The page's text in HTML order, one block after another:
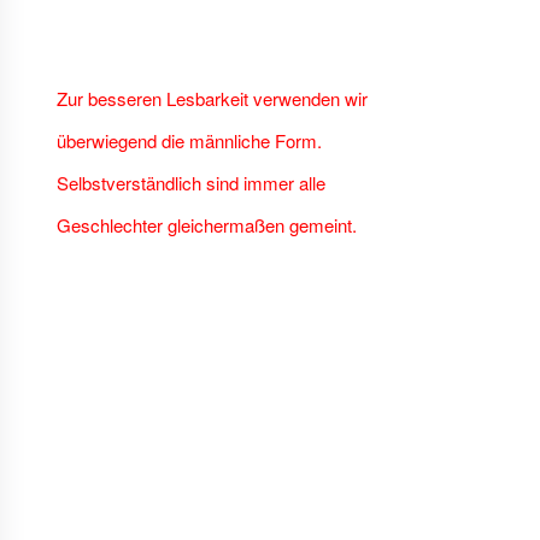
Zur besseren Lesbarkeit verwenden wir
überwiegend die männliche Form.
Selbstverständlich sind immer alle
Geschlechter gleichermaßen gemeint.